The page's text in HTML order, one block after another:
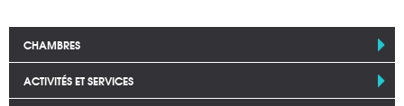
CHAMBRES
ACTIVITÉS ET SERVICES